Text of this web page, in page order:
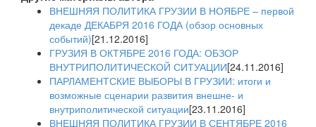
ВНЕШНЯЯ ПОЛИТИКА ГРУЗИИ В НОЯБРЕ – первой
декаде ДЕКАБРЯ 2016 ГОДА (обзор основных
событий)[21.12.2016]
ГРУЗИЯ В ОКТЯБРЕ 2016 ГОДА: ОБЗОР
ВНУТРИПОЛИТИЧЕСКОЙ СИТУАЦИИ[24.11.2016]
ПАРЛАМЕНТСКИЕ ВЫБОРЫ В ГРУЗИИ: итоги и
возможные сценарии развития внешне- и
внутриполитической ситуации[23.11.2016]
ВНЕШНЯЯ ПОЛИТИКА ГРУЗИИ В СЕНТЯБРЕ 2016